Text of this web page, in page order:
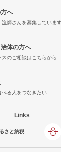
へ
漁師さんを募集していま
体の方へ
スのご相談はこちらから
べる人をつなぎたい
Links
さと納税